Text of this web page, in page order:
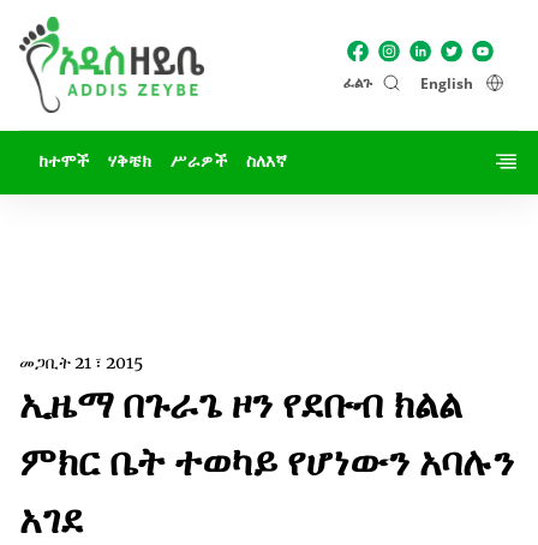
ፈልጉ English
ከተሞች ሃቅቼክ ሥራዎች ስለእኛ
መጋቢት 21 ፣ 2015
ኢዜማ በጉራጌ ዞን የደቡብ ክልል
ምክር ቤት ተወካይ የሆነውን አባሉን
አገደ